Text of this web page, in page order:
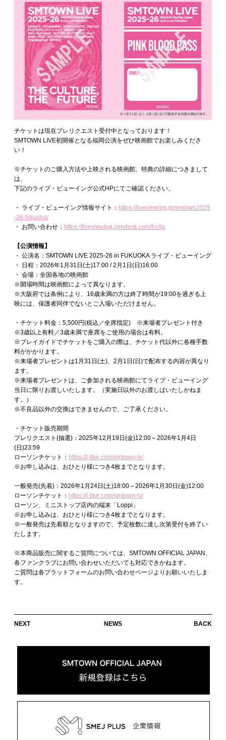
チケットは現在プレリクエスト受付中となっております！
SMTOWN LIVE初開催となる福岡公演をぜひ映画館でお楽しみくださ
い！
※チケットのご購入方法や上映される映画館、特典の詳細につきまして
は、
下記のライブ・ビューイング公式HPにてご確認ください。
・ ライブ・ビューイング情報サイト： https://liveviewing.jp/smtown2025
-26-fukuoka/
・ お問い合わせ： https://liveviewing.zendesk.com/hc/ja
【公演情報】
・ 公演名：SMTOWN LIVE 2025-26 in FUKUOKA ライブ・ビューイング
・ 日程：2026年1月31日(土)17:00 / 2月1日(日)16:00
・ 会場：全国各地の映画館
※開場時間は映画館によって異なります。
※大阪府では条例により、16歳未満の方は終了時間が19:00を過ぎる上
映には、保護者同伴でないとご入場いただけません。
・チケット料金：5,500円(税込／全席指定) ※来場者プレゼント付き
※3歳以上有料／3歳未満で座席をご使用の場合は有料。
※プレイガイドでチケットをご購入の際は、チケット代以外に各種手数
料がかかります。
※来場者プレゼントは1月31日(土)、2月1日(日)で配布する内容が異なり
ます。
※来場者プレゼントは、ご参加される映画館にてライブ・ビューイング
当日に限りお渡しいたします。（実施日以外のお渡しはいたしかねま
す。）
※不良品以外の交換はできませんので、ご了承ください。
・チケット販売期間
プレリクエスト(抽選)：2025年12月19日(金)12:00～2026年1月4日
(日)23:59
ローソンチケット： https://l-tike.com/smtown-lv/
※お申し込みは、おひとり様につき4枚までとなります。
一般発売(先着)：2026年1月24日(土)18:00～2026年1月30日(金)12:00
ローソンチケット： https://l-tike.com/smtown-lv/
ローソン、ミニストップ店内の端末「Loppi」
※お申し込みは、おひとり様につき4枚までとなります。
※一般発売は先着順となりますので、予定枚数に達し次第受付を終了い
たします。
※本商品販売に関するご質問については、SMTOWN OFFICIAL JAPAN、
各ファンクラブにお問い合わせいただいても対応できかねます。
ご質問は各プラットフォームのお問い合わせページよりお願いいたしま
す。
NEXT NEWS BACK